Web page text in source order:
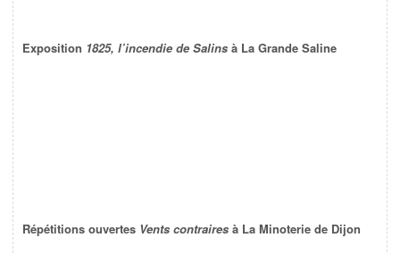
Exposition 1825, l’incendie de Salins à La Grande Saline
Répétitions ouvertes Vents contraires à La Minoterie de Dijon